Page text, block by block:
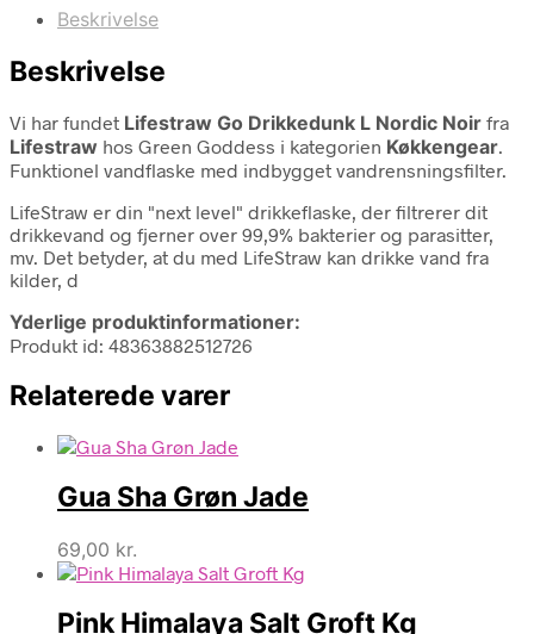
Beskrivelse
Beskrivelse
Vi har fundet Lifestraw Go Drikkedunk L Nordic Noir fra
Lifestraw hos Green Goddess i kategorien Køkkengear.
Funktionel vandflaske med indbygget vandrensningsfilter.
LifeStraw er din "next level" drikkeflaske, der filtrerer dit
drikkevand og fjerner over 99,9% bakterier og parasitter,
mv. Det betyder, at du med LifeStraw kan drikke vand fra
kilder, d
Yderlige produktinformationer:
Produkt id: 48363882512726
Relaterede varer
Gua Sha Grøn Jade
69,00 kr.
Pink Himalaya Salt Groft Kg